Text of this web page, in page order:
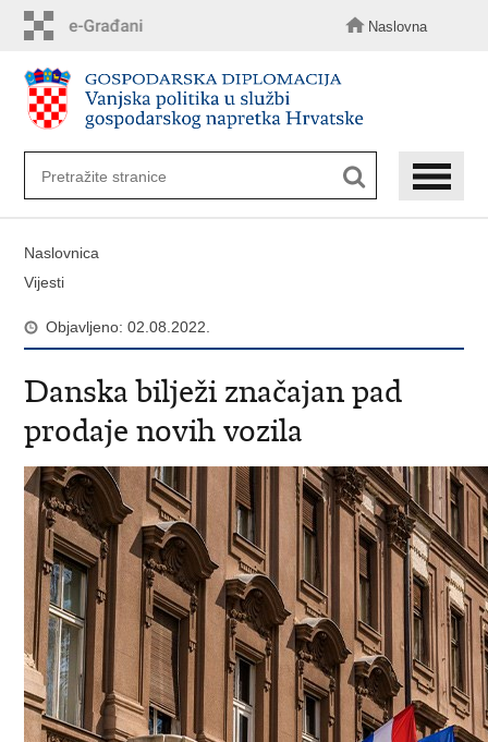
sadržaj
Naslovna
Naslovnica
Vijesti
Objavljeno: 02.08.2022.
Danska bilježi značajan pad
prodaje novih vozila